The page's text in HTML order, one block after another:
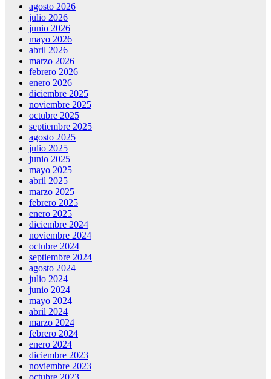
agosto 2026
julio 2026
junio 2026
mayo 2026
abril 2026
marzo 2026
febrero 2026
enero 2026
diciembre 2025
noviembre 2025
octubre 2025
septiembre 2025
agosto 2025
julio 2025
junio 2025
mayo 2025
abril 2025
marzo 2025
febrero 2025
enero 2025
diciembre 2024
noviembre 2024
octubre 2024
septiembre 2024
agosto 2024
julio 2024
junio 2024
mayo 2024
abril 2024
marzo 2024
febrero 2024
enero 2024
diciembre 2023
noviembre 2023
octubre 2023